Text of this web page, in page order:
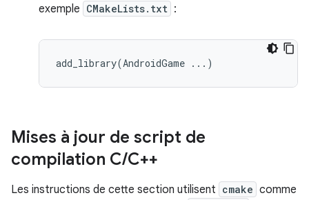
exemple CMakeLists.txt :
add_library(AndroidGame ... )
Mises à jour de script de
compilation C/C++
Les instructions de cette section utilisent cmake comme